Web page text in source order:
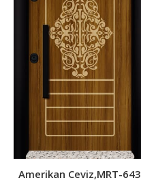
Amerikan Ceviz,MRT-643